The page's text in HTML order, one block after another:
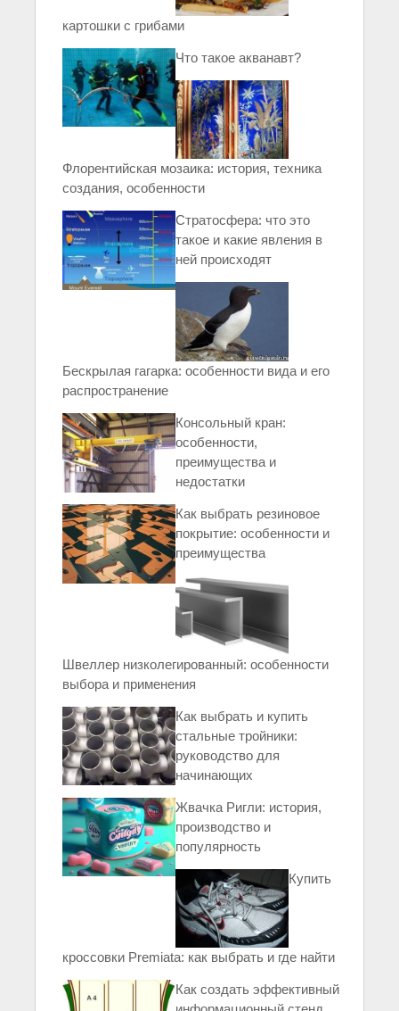
картошки с грибами
Что такое акванавт?
Флорентийская мозаика: история, техника
создания, особенности
Стратосфера: что это
такое и какие явления в
ней происходят
Бескрылая гагарка: особенности вида и его
распространение
Консольный кран:
особенности,
преимущества и
недостатки
Как выбрать резиновое
покрытие: особенности и
преимущества
Швеллер низколегированный: особенности
выбора и применения
Как выбрать и купить
стальные тройники:
руководство для
начинающих
Жвачка Ригли: история,
производство и
популярность
Купить
кроссовки Premiata: как выбрать и где найти
Как создать эффективный